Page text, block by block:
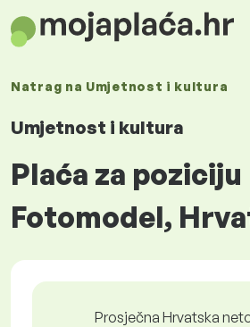
Natrag na Umjetnost i kultura
Umjetnost i kultura
Plaća za poziciju
Fotomodel,
Prosječna Hrvatska